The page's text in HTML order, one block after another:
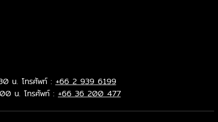
น. โทรศัพท์ :+66 2 939 6199
น. โทรศัพท์ : +66 36 200 477